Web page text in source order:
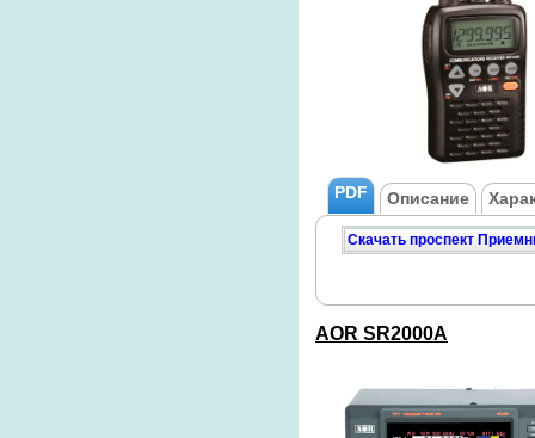
PDF Описание
Скачать проспект
AOR SR2000A